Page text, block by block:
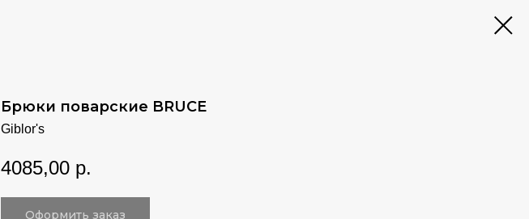
Брюки поварские BRUCE
Giblor's
4085,00 р.
Оформить заказ